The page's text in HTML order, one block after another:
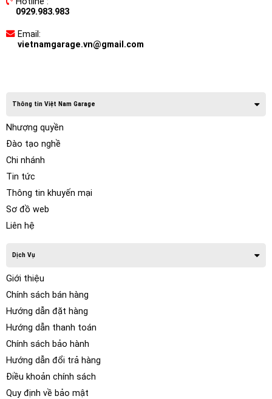
0929.983.983
Email:
vietnamgarage.vn@gmail.com
Thông tin Việt Nam Garage
Nhượng quyền
Đào tạo nghề
Chi nhánh
Tin tức
Thông tin khuyến mại
Sơ đồ web
Liên hệ
Dịch Vụ
Giới thiệu
Chính sách bán hàng
Hướng dẫn đặt hàng
Hướng dẫn thanh toán
Chính sách bảo hành
Hướng dẫn đổi trả hàng
Điều khoản chính sách
Quy định về bảo mật